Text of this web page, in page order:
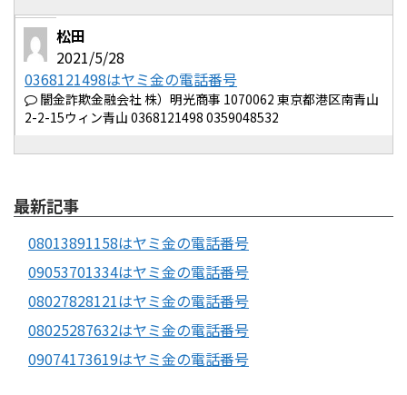
松田
2021/5/28
0368121498はヤミ金の電話番号
闇金詐欺金融会社 株）明光商事 1070062 東京都港区南青山
2-2-15ウィン青山 0368121498 0359048532
最新記事
08013891158はヤミ金の電話番号
09053701334はヤミ金の電話番号
08027828121はヤミ金の電話番号
08025287632はヤミ金の電話番号
09074173619はヤミ金の電話番号